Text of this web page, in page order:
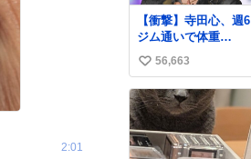
2:01
【衝撃】寺田心、週6
ジム通いで体重
62kg→82kgに 110kg
のベンチプレス持ち
上げる姿披露
news.livedoor.com/
article/detail… 元々
自重のみだったが、
更に筋肉を大きくす
い
い
ね
数
56,663